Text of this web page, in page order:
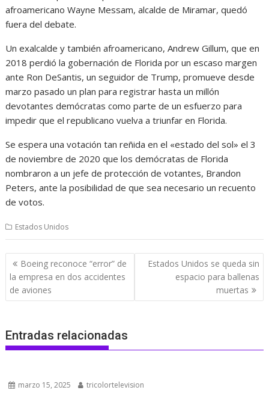
afroamericano Wayne Messam, alcalde de Miramar, quedó
fuera del debate.
Un exalcalde y también afroamericano, Andrew Gillum, que en
2018 perdió la gobernación de Florida por un escaso margen
ante Ron DeSantis, un seguidor de Trump, promueve desde
marzo pasado un plan para registrar hasta un millón
devotantes demócratas como parte de un esfuerzo para
impedir que el republicano vuelva a triunfar en Florida.
Se espera una votación tan reñida en el «estado del sol» el 3
de noviembre de 2020 que los demócratas de Florida
nombraron a un jefe de protección de votantes, Brandon
Peters, ante la posibilidad de que sea necesario un recuento
de votos.
Estados Unidos
Navegación
de
entradas
Boeing reconoce “error” de
la empresa en dos accidentes
de aviones
Estados Unidos se queda sin
espacio para ballenas
muertas
Entradas relacionadas
marzo 15, 2025 tricolortelevision